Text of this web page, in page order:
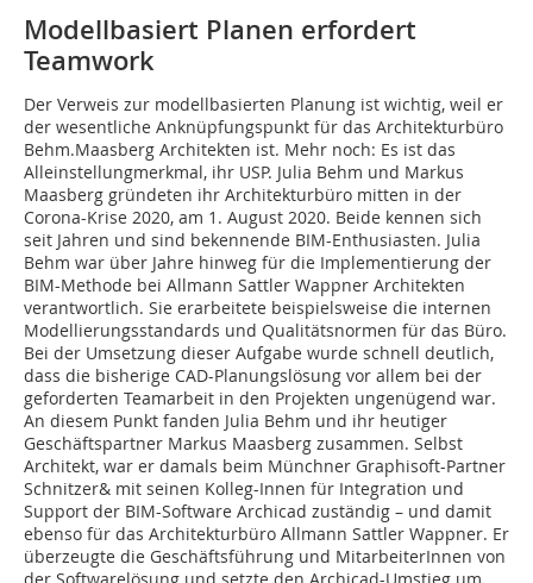
Modellbasiert Planen erfordert
Teamwork
Der Verweis zur modellbasierten Planung ist wichtig, weil er
der wesentliche Anknüpfungspunkt für das Architekturbüro
Behm.Maasberg Architekten ist. Mehr noch: Es ist das
Alleinstellungmerkmal, ihr USP. Julia Behm und Markus
Maasberg gründeten ihr Architekturbüro mitten in der
Corona-Krise 2020, am 1. August 2020. Beide kennen sich
seit Jahren und sind bekennende BIM-Enthusiasten. Julia
Behm war über Jahre hinweg für die Implementierung der
BIM-Methode bei Allmann Sattler Wappner Architekten
verantwortlich. Sie erarbeitete beispielsweise die internen
Modellierungsstandards und Qualitätsnormen für das Büro.
Bei der Umsetzung dieser Aufgabe wurde schnell deutlich,
dass die bisherige CAD-Planungslösung vor allem bei der
geforderten Teamarbeit in den Projekten ungenügend war.
An diesem Punkt fanden Julia Behm und ihr heutiger
Geschäftspartner Markus Maasberg zusammen. Selbst
Architekt, war er damals beim Münchner Graphisoft-Partner
Schnitzer& mit seinen Kolleg-Innen für Integration und
Support der BIM-Software Archicad zuständig – und damit
ebenso für das Architekturbüro Allmann Sattler Wappner. Er
überzeugte die Geschäftsführung und Mit­arbeiterInnen von